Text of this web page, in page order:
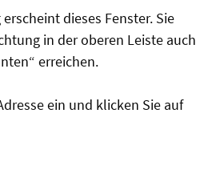
dieses Fenster. Sie
in der oberen Leiste auch
erreichen.
ein und klicken Sie auf